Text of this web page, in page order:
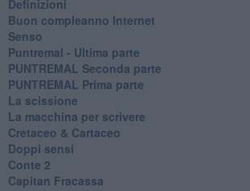
Definizioni
​Buon compleanno Internet
Senso
Puntremal - Ultima parte
PUNTREMAL Seconda parte
​PUNTREMAL Prima parte
La scissione
La macchina per scrivere
Cretaceo & Cartaceo
Doppi sensi
​Conte 2
​Capitan Fracassa